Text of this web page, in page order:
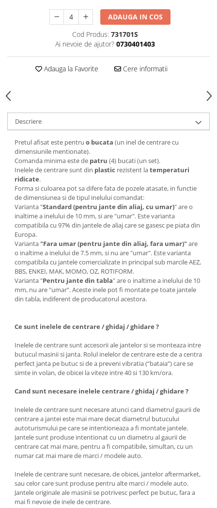
ADAUGA IN COS
Cod Produs: 731701S
Ai nevoie de ajutor? 0730401403
Adauga la Favorite Cere informatii
Descriere
Pretul afisat este pentru o bucata (un inel de centrare cu
dimensiunile mentionate).
Comanda minima este de patru (4) bucati (un set).
Inelele de centrare sunt din plastic rezistent latemperaturi
ridicate.
Forma si culoarea pot sa difere fata de pozele atasate, in functie
de dimensiunea si de tipul inelului comandat:
Varianta "Standard (pentru jante din aliaj, cu umar)" are o
inaltime a inelului de 10 mm, si are "umar". Este varianta
compatibila cu 97% din jantele de aliaj care se gasesc pe piata din
Europa.
Varianta "Fara umar (pentru jante din aliaj, fara umar)"are
o inaltime a inelului de 7.5 mm, si nu are "umar". Este varianta
compatibila cu jantele comercializate in principal sub marcile AEZ,
BBS, ENKEI, MAK, MOMO, OZ, ROTIFORM.
Varianta "Pentru jante din tabla" are o inaltime a inelului de 10
mm, nu are "umar". Aceste inele pot fi montate pe toate jantele
din tabla, indiferent de producatorul acestora.
Ce sunt inelele de centrare / ghidaj / ghidare ?
Inelele de centrare sunt accesorii ale jantelor si se monteaza intre
butucul masinii si janta. Rolul inelelor de centrare este de a centra
perfect janta pe butuc si de a preveni vibratia (“bataia”) care se
simte in volan, de obicei la viteze intre 40 si 130 km/ora.
Cand sunt necesare inelele centrare / ghidaj / ghidare ?
Inelele de centrare sunt necesare atunci cand diametrul gaurii de
centrare a jantei este mai mare decat diametrul butucului
autoturismului pe care se intentioneaza a fi montate jantele.
Jantele sunt produse intentionat cu un diametru al gaurii de
centrare cat mai mare, pentru a fi compatibile, simultan, cu un
numar cat mai mare de marci / modele auto.
Inelele de centrare sunt necesare, de obicei, jantelor aftermarket,
sau celor care sunt produse pentru alte marci / modele auto.
Jantele originale ale masinii se potrivesc perfect pe butuc, fara a
mai fi nevoie de inele de centrare.